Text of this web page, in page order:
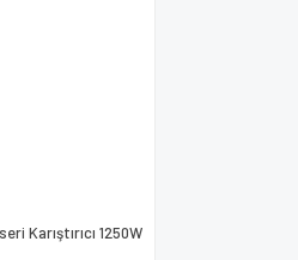
Karıştırıcı 1250W